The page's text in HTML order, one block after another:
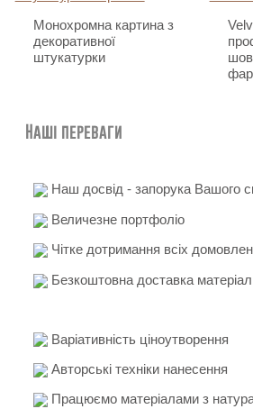
Монохромна картина з
декоративної
штукатурки
Наші переваги
Наш досвід - запорука Вашого
Величезне портфоліо
Чітке дотримання всіх
Безкоштовна доставка
Варіативність ціноутворення
Авторські техніки нанесення
Працюємо матеріалами з